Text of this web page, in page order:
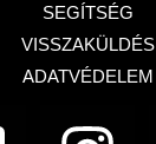
SEGÍTSÉG
VISSZAKÜLDÉS
ADATVÉDELEM